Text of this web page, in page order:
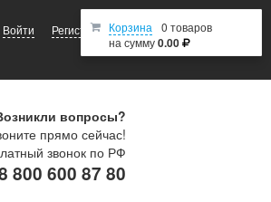
Войти Регистрация
вопросы?
прямо сейчас!
звонок по РФ
800 600 87 80
Корзина
0 товаров
на сумму0.00